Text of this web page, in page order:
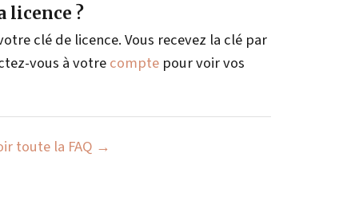
licence ?
clé de licence. Vous recevez la clé par
vous à votrecomptepour voir vos
toute la FAQ →